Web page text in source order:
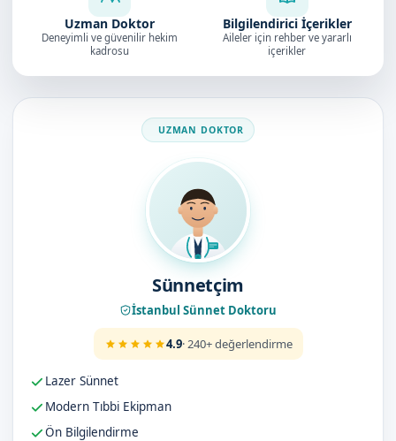
Uzman Doktor
Deneyimli ve güvenilir hekim
kadrosu
Bilgilendirici İçerikler
Aileler için rehber ve yararlı
içerikler
Doktorumuz
Sünnetçim
İstanbul Sünnet Doktoru
4.9· 240+ değerlendirme
Lazer Sünnet
Modern Tıbbi Ekipman
Ön Bilgilendirme